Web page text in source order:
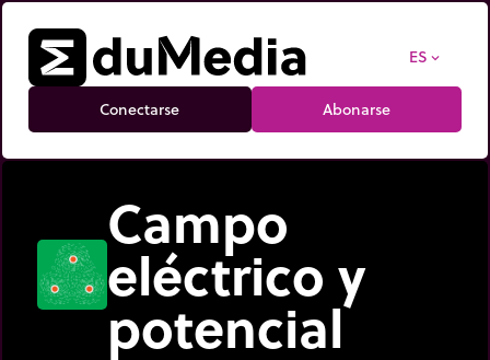
ES expand_more
Conectarse Abonarse
Campo
eléctrico y
potencial